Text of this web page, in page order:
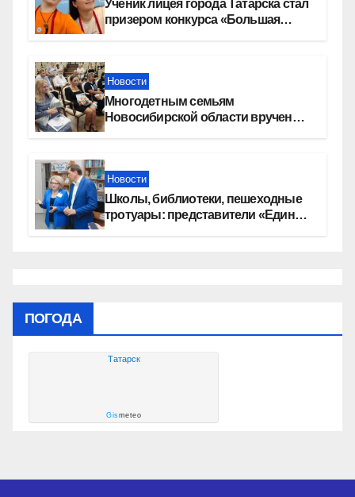
Ученик лицея города Татарска стал
призером конкурса «Большая
Новости
Многодетным семьям
Новосибирской области вручены
Новости
Школы, библиотеки, пешеходные
тротуары: представители «Единой
ПОГОДА
Татарск
Gismeteo